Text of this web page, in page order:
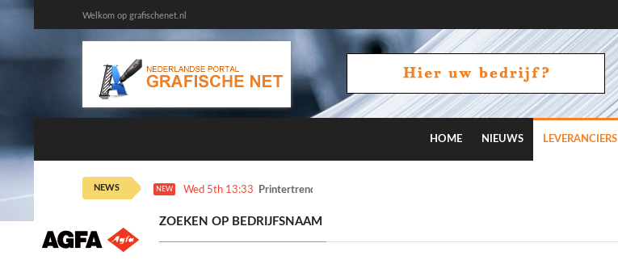
Welkom op grafischenet.nl
HOME NIEUWS LEVERANCIERS
NEWS NEW Wed 5th 13:33 Printertrends en meer
ZOEKEN OP BEDRIJFSNAAM